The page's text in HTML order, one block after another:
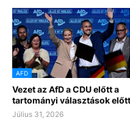
AFD
Vezet az AfD a CDU előtt a
tartományi választások előtt
Július 31, 2026